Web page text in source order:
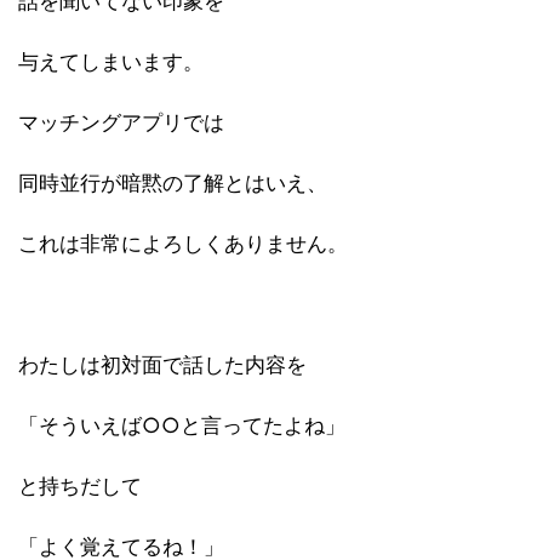
与えてしまいます。
マッチングアプリでは
同時並行が暗黙の了解とはいえ、
これは非常によろしくありません。
わたしは初対面で話した内容を
「そういえば○○と言ってたよね」
と持ちだして
「よく覚えてるね！」